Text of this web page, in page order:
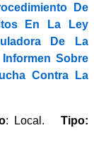
De
En La Ley
De La
Sobre
Contra La
: Local.Tipo: